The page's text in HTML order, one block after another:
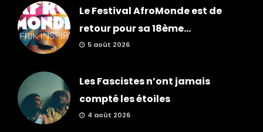
Le Festival AfroMonde est de
retour pour sa 18ème...
5 août 2026
Les Fascistes n’ont jamais
compté les étoiles
4 août 2026